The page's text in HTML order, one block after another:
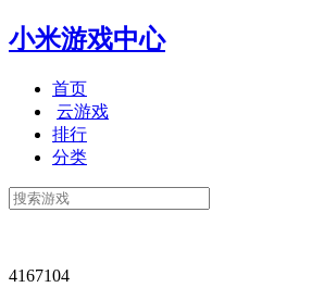
小米游戏中心
首页
云游戏
排行
分类
4167104